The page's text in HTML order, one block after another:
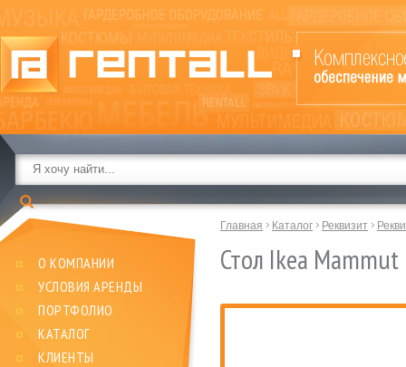
О КОМПАНИИ
УСЛОВИЯ АРЕНДЫ
ПОРТФОЛИО
КАТАЛОГ
КЛИЕНТЫ
Главная Каталог Реквизит
Стол Ikea Mammut